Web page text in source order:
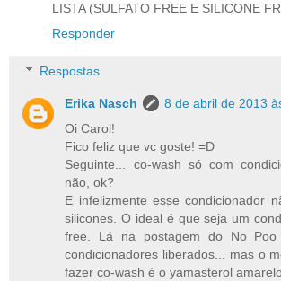
LISTA (SULFATO FREE E SILICONE
Responder
Respostas
Erika Nasch
8 de abril de 2013
Oi Carol!
Fico feliz que vc goste! =D
Seguinte... co-wash só com
não, ok?
E infelizmente esse condicionador
silicones. O ideal é que seja um
free. Lá na postagem do No
condicionadores liberados... mas o
fazer co-wash é o yamasterol amarelo.